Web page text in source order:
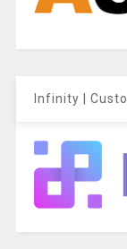
Infinity |